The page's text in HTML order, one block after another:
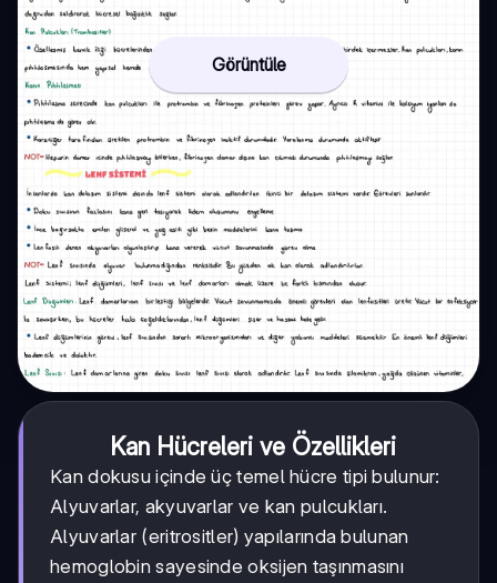
Görüntüle
Kan Hücreleri ve Özellikleri
Kan dokusu içinde üç temel hücre tipi bulunur:
Alyuvarlar, akyuvarlar ve kan pulcukları.
Alyuvarlar (eritrositler) yapılarında bulunan
hemoglobin sayesinde oksijen taşınmasını